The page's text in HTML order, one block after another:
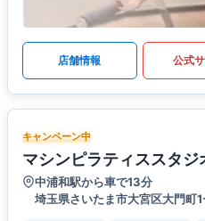
店舗情報 公式
キャンペーン中
マシンピラティススタジ
中浦和駅から車で13分
埼玉県さいたま市大宮区大門町